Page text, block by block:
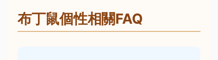
布丁鼠個性相關FAQ